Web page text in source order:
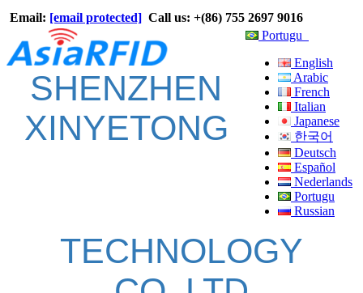
Email: [email protected] Call us: +(86) 755 2697 9016
Portugu
English
Arabic
French
Italian
Japanese
한국어
Deutsch
Español
Nederlands
Portugu
Russian
SHENZHEN
XINYETONG
TECHNOLOGY